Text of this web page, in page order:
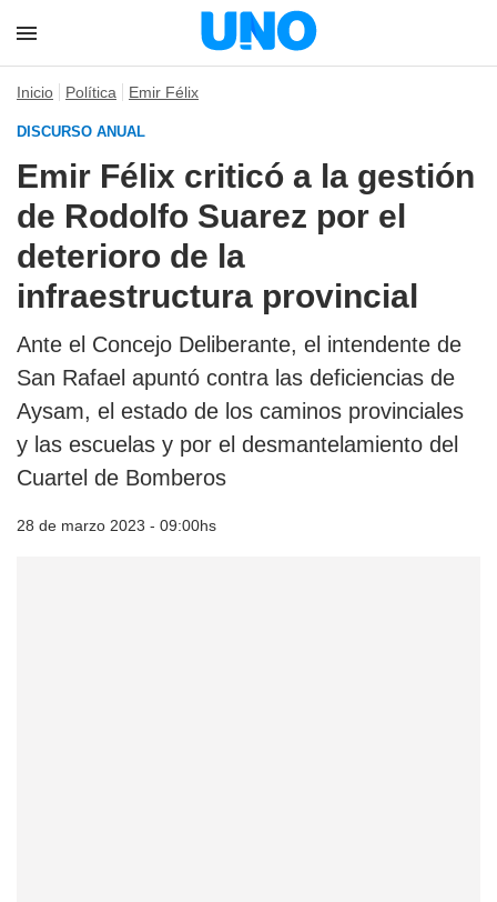
Inicio Política Emir Félix
DISCURSO ANUAL
Emir Félix criticó a la gestión
de Rodolfo Suarez por el
deterioro de la
infraestructura provincial
Ante el Concejo Deliberante, el intendente de
San Rafael apuntó contra las deficiencias de
Aysam, el estado de los caminos provinciales
y las escuelas y por el desmantelamiento del
Cuartel de Bomberos
28 de marzo 2023 - 09:00hs